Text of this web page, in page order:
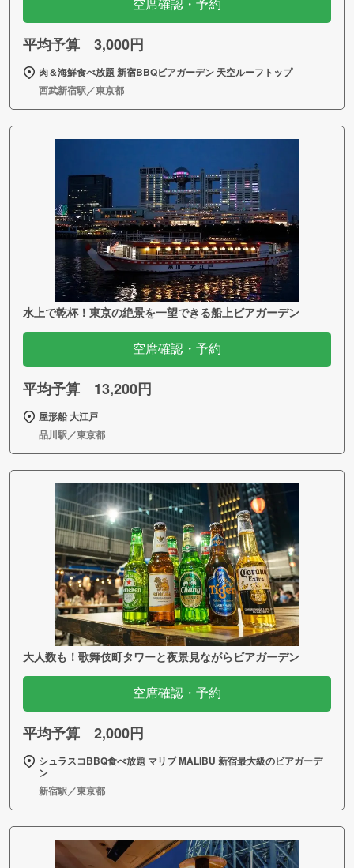
空席確認・予約
平均予算 3,000円
肉＆海鮮食べ放題 新宿BBQビアガーデン 天空ルーフトップ
西武新宿駅／東京都
水上で乾杯！東京の絶景を一望できる船上ビアガーデン
空席確認・予約
平均予算 13,200円
屋形船 大江戸
品川駅／東京都
大人数も！歌舞伎町タワーと夜景見ながらビアガーデン
空席確認・予約
平均予算 2,000円
シュラスコBBQ食べ放題 マリブ MALIBU 新宿最大級のビアガーデ
ン
新宿駅／東京都